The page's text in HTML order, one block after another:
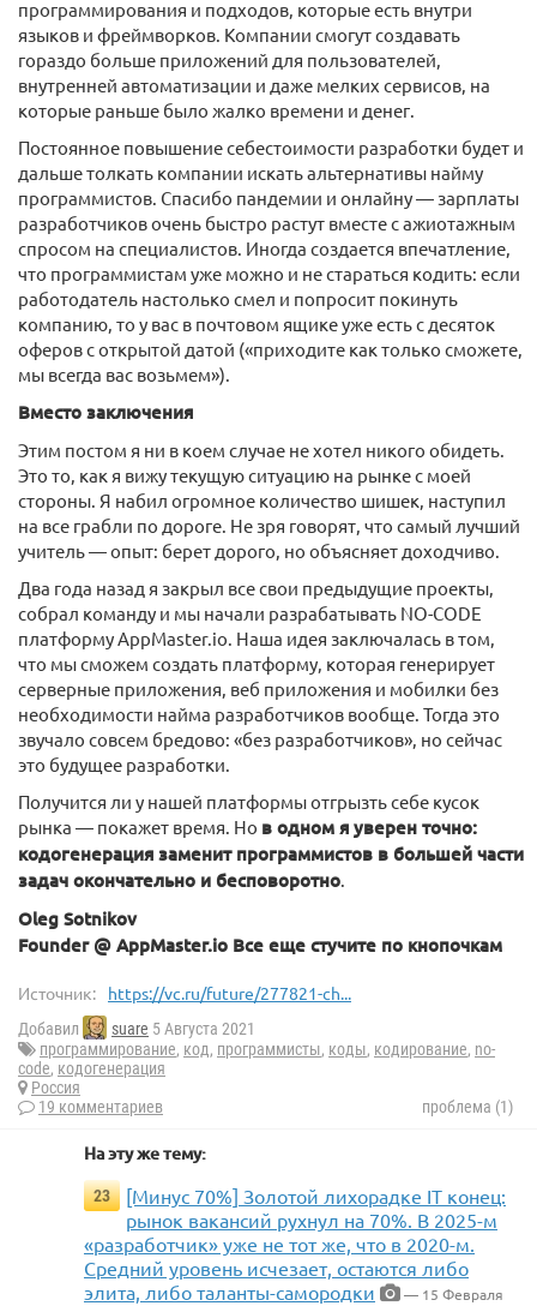
программирования и подходов, которые есть внутри
языков и фреймворков. Компании смогут создавать
гораздо больше приложений для пользователей,
внутренней автоматизации и даже мелких сервисов, на
которые раньше было жалко времени и денег.
Постоянное повышение себестоимости разработки будет и
дальше толкать компании искать альтернативы найму
программистов. Спасибо пандемии и онлайну — зарплаты
разработчиков очень быстро растут вместе с ажиотажным
спросом на специалистов. Иногда создается впечатление,
что программистам уже можно и не стараться кодить: если
работодатель настолько смел и попросит покинуть
компанию, то у вас в почтовом ящике уже есть с десяток
оферов с открытой датой («приходите как только сможете,
мы всегда вас возьмем»).
Вместо заключения
Этим постом я ни в коем случае не хотел никого обидеть.
Это то, как я вижу текущую ситуацию на рынке с моей
стороны. Я набил огромное количество шишек, наступил
на все грабли по дороге. Не зря говорят, что самый лучший
учитель — опыт: берет дорого, но объясняет доходчиво.
Два года назад я закрыл все свои предыдущие проекты,
собрал команду и мы начали разрабатывать NO-CODE
платформу AppMaster.io. Наша идея заключалась в том,
что мы сможем создать платформу, которая генерирует
серверные приложения, веб приложения и мобилки без
необходимости найма разработчиков вообще. Тогда это
звучало совсем бредово: «без разработчиков», но сейчас
это будущее разработки.
Получится ли у нашей платформы отгрызть себе кусок
рынка — покажет время. Но в одном я уверен точно:
кодогенерация заменит программистов в большей части
задач окончательно и бесповоротно.
Oleg Sotnikov
Founder @ AppMaster.io Все еще стучите по кнопочкам
Источник: https://vc.ru/future/277821-ch...
Добавил suare 5 Августа 2021
программирование, код, программисты, коды, кодирование, no-
code, кодогенерация
Россия
19 комментариев
проблема (1)
На эту же тему:
23
[Минус 70%] Золотой лихорадке IT конец:
рынок вакансий рухнул на 70%. В 2025-м
«разработчик» уже не тот же, что в 2020-м.
Средний уровень исчезает, остаются либо
элита, либо таланты-самородки
— 15 Февраля